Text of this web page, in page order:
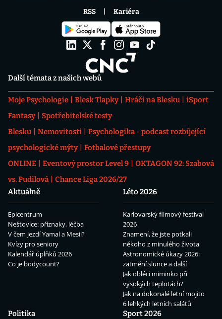
Další témata z našich webů
Moje Psychologie Blesk Tlapky Hráči na Blesku
iSport
Fantasy
Spotřebitelské testy
Blesku
Nemovitosti
Psychologika - podcast rozbíjející
psychologické mýty
Fotbalové přestupy
ONLINE
Eventový prostor Level 9
OKTAGON 92: Szabová
vs. Pudilová
Chance Liga 2026/27
Aktuálně
Epicentrum
Neštovice: příznaky, léčba
V čem jezdí Yamal a Mesii?
Kvízy pro seniory
Kalendář úplňků 2026
Co je bodycount?
Léto 2026
Karlovarský filmový festival
2026
Znamení, že jste potkali
někoho z minulého života
Astronomické úkazy 2026:
zatmění slunce a další
Jak obléci miminko při
vysokých teplotách?
Jak na dokonalé letní mojito
6 lehkých letních salátů
Politika
Sport 2026
RSS Kariéra